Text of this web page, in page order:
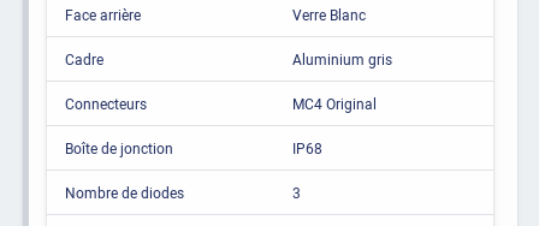
Face arrière Verre Blanc
Cadre Aluminium gris
Connecteurs MC4 Original
Boîte de jonction IP68
Nombre de diodes 3